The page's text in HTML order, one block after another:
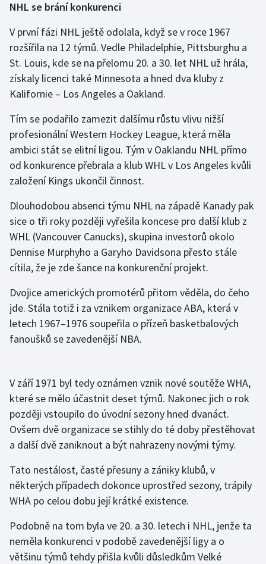
NHL se brání konkurenci
V první fázi NHL ještě odolala, když se v roce 1967
rozšířila na 12 týmů. Vedle Philadelphie, Pittsburghu a
St. Louis, kde se na přelomu 20. a 30. let NHL už hrála,
získaly licenci také Minnesota a hned dva kluby z
Kalifornie – Los Angeles a Oakland.
Tím se podařilo zamezit dalšímu růstu vlivu nižší
profesionální Western Hockey League, která měla
ambici stát se elitní ligou. Tým v Oaklandu NHL přímo
od konkurence přebrala a klub WHL v Los Angeles kvůli
založení Kings ukončil činnost.
Dlouhodobou absenci týmu NHL na západě Kanady pak
sice o tři roky později vyřešila koncese pro další klub z
WHL (Vancouver Canucks), skupina investorů okolo
Dennise Murphyho a Garyho Davidsona přesto stále
cítila, že je zde šance na konkurenční projekt.
Dvojice amerických promotérů přitom věděla, do čeho
jde. Stála totiž i za vznikem organizace ABA, která v
letech 1967–1976 soupeřila o přízeň basketbalových
fanoušků se zavedenější NBA.
V září 1971 byl tedy oznámen vznik nové soutěže WHA,
které se mělo účastnit deset týmů. Nakonec jich o rok
později vstoupilo do úvodní sezony hned dvanáct.
Ovšem dvě organizace se stihly do té doby přestěhovat
a další dvě zaniknout a být nahrazeny novými týmy.
Tato nestálost, časté přesuny a zániky klubů, v
některých případech dokonce uprostřed sezony, trápily
WHA po celou dobu její krátké existence.
Podobně na tom byla ve 20. a 30. letech i NHL, jenže ta
neměla konkurenci v podobě zavedenější ligy a o
většinu týmů tehdy přišla kvůli důsledkům Velké